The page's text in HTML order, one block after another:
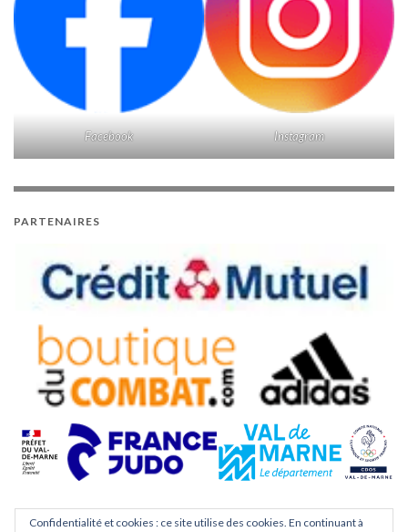
Facebook Instagram
PARTENAIRES
Confidentialité et cookies : ce site utilise des cookies. En continuant à